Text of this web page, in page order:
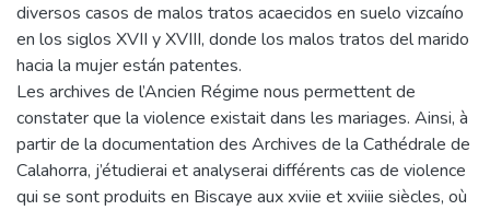
diversos casos de malos tratos acaecidos en suelo vizcaíno
en los siglos XVII y XVIII, donde los malos tratos del marido
hacia la mujer están patentes.
Les archives de l’Ancien Régime nous permettent de
constater que la violence existait dans les mariages. Ainsi, à
partir de la documentation des Archives de la Cathédrale de
Calahorra, j’étudierai et analyserai différents cas de violence
qui se sont produits en Biscaye aux xviie et xviiie siècles, où